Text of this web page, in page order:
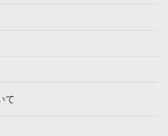
て